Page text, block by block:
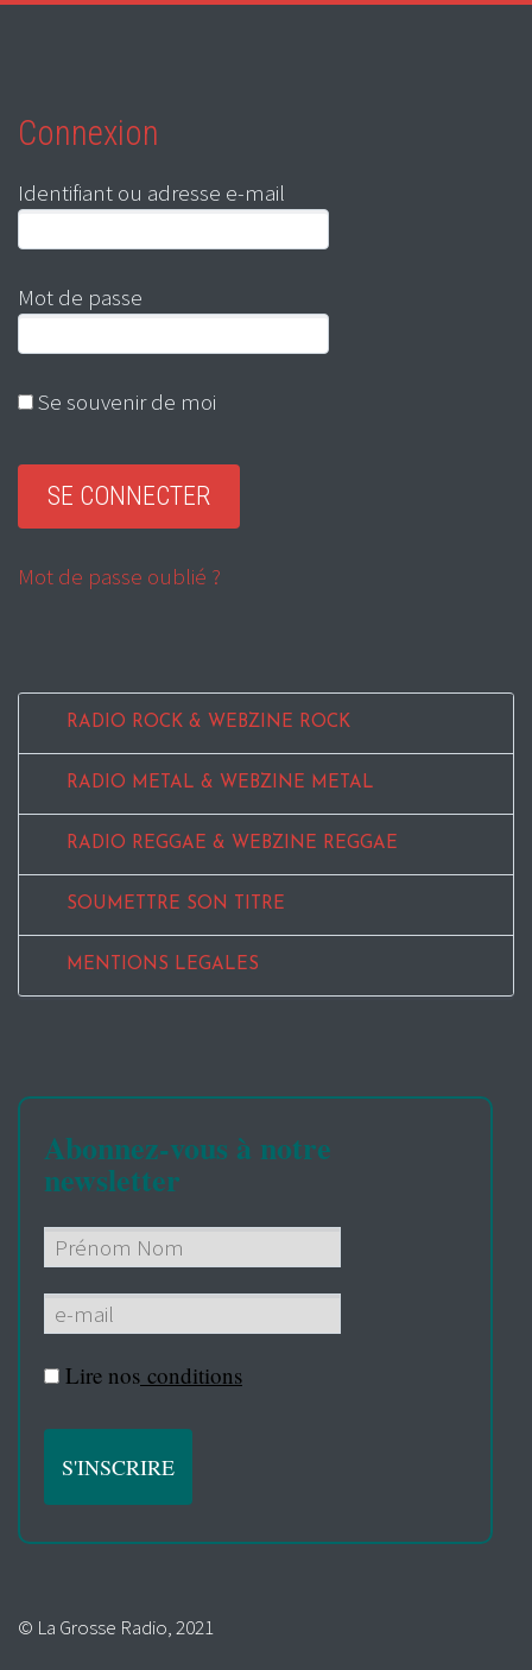
Connexion
Identifiant ou adresse e-mail
Mot de passe
Se souvenir de moi
Mot de passe oublié ?
RADIO ROCK & WEBZINE ROCK
RADIO METAL & WEBZINE METAL
RADIO REGGAE & WEBZINE REGGAE
SOUMETTRE SON TITRE
MENTIONS LEGALES
Abonnez-vous à notre
newsletter
Lire nos conditions
© La Grosse Radio, 2021